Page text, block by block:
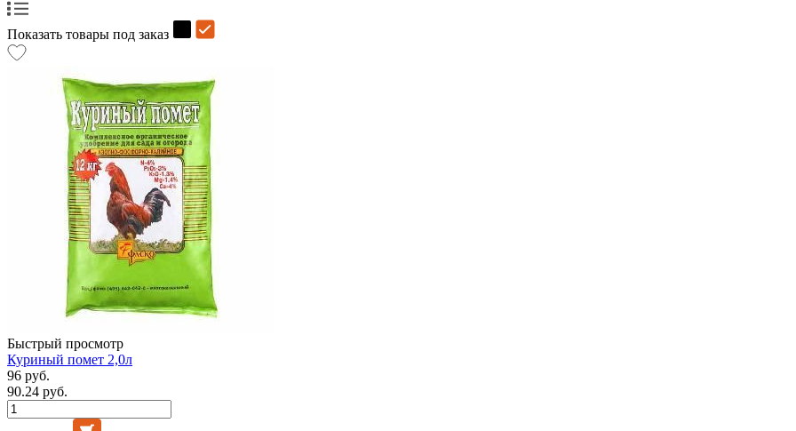
Показать товары под заказ
Быстрый просмотр
Куриный помет 2,0л
96 руб.
90.24 руб.